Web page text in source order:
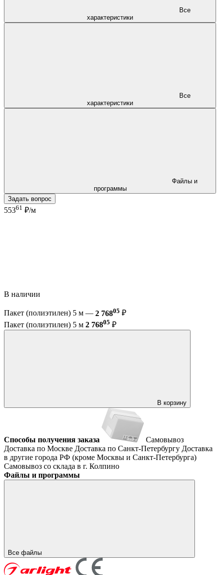
характеристики
характеристики
программы
Задать вопрос
55361 ₽/м
В наличии
Пакет (полиэтилен) 5 м — 2 76805 ₽
Пакет (полиэтилен) 5 м 2 76805 ₽
В корзину
Способы получения заказа
Самовывоз
Доставка по Москве Доставка по Санкт-Петербургу Доставка
в другие города РФ (кроме Москвы и Санкт-Петербурга)
Самовывоз со склада в г. Колпино
Файлы и программы
Все файлы